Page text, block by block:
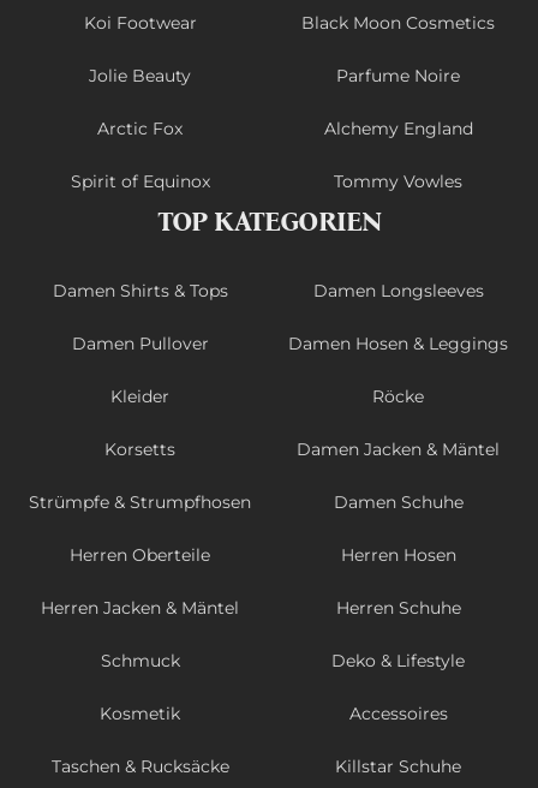
Koi Footwear Black Moon Cosmetics
Jolie Beauty Parfume Noire
Arctic Fox Alchemy England
Spirit of Equinox Tommy Vowles
TOP KATEGORIEN
Damen Shirts & Tops Damen Longsleeves
Damen Pullover Damen Hosen & Leggings
Kleider Röcke
Korsetts Damen Jacken & Mäntel
Strümpfe & Strumpfhosen Damen Schuhe
Herren Oberteile Herren Hosen
Herren Jacken & Mäntel Herren Schuhe
Schmuck Deko & Lifestyle
Kosmetik Accessoires
Taschen & Rucksäcke Killstar Schuhe